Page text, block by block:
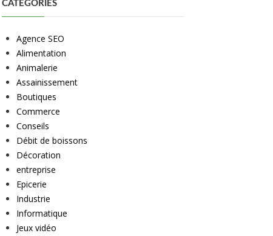
CATÉGORIES
Agence SEO
Alimentation
Animalerie
Assainissement
Boutiques
Commerce
Conseils
Débit de boissons
Décoration
entreprise
Epicerie
Industrie
Informatique
Jeux vidéo